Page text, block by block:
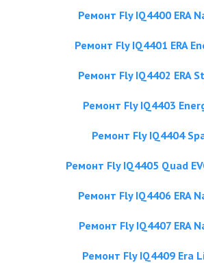
Ремонт Fly IQ4400 ERA
Ремонт Fly IQ4401 ERA
Ремонт Fly IQ4402 ERA
Ремонт Fly IQ4403
Ремонт Fly IQ4404
Ремонт Fly IQ4405 Quad
Ремонт Fly IQ4406 ERA
Ремонт Fly IQ4407 ERA
Ремонт Fly IQ4409 Era